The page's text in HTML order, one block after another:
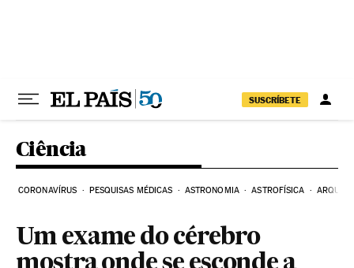
SUSCRÍBETE
Ciência
CORONAVÍRUS PESQUISAS MÉDICAS ASTRONOMIA ASTROFÍSICA
Um exame do cérebro